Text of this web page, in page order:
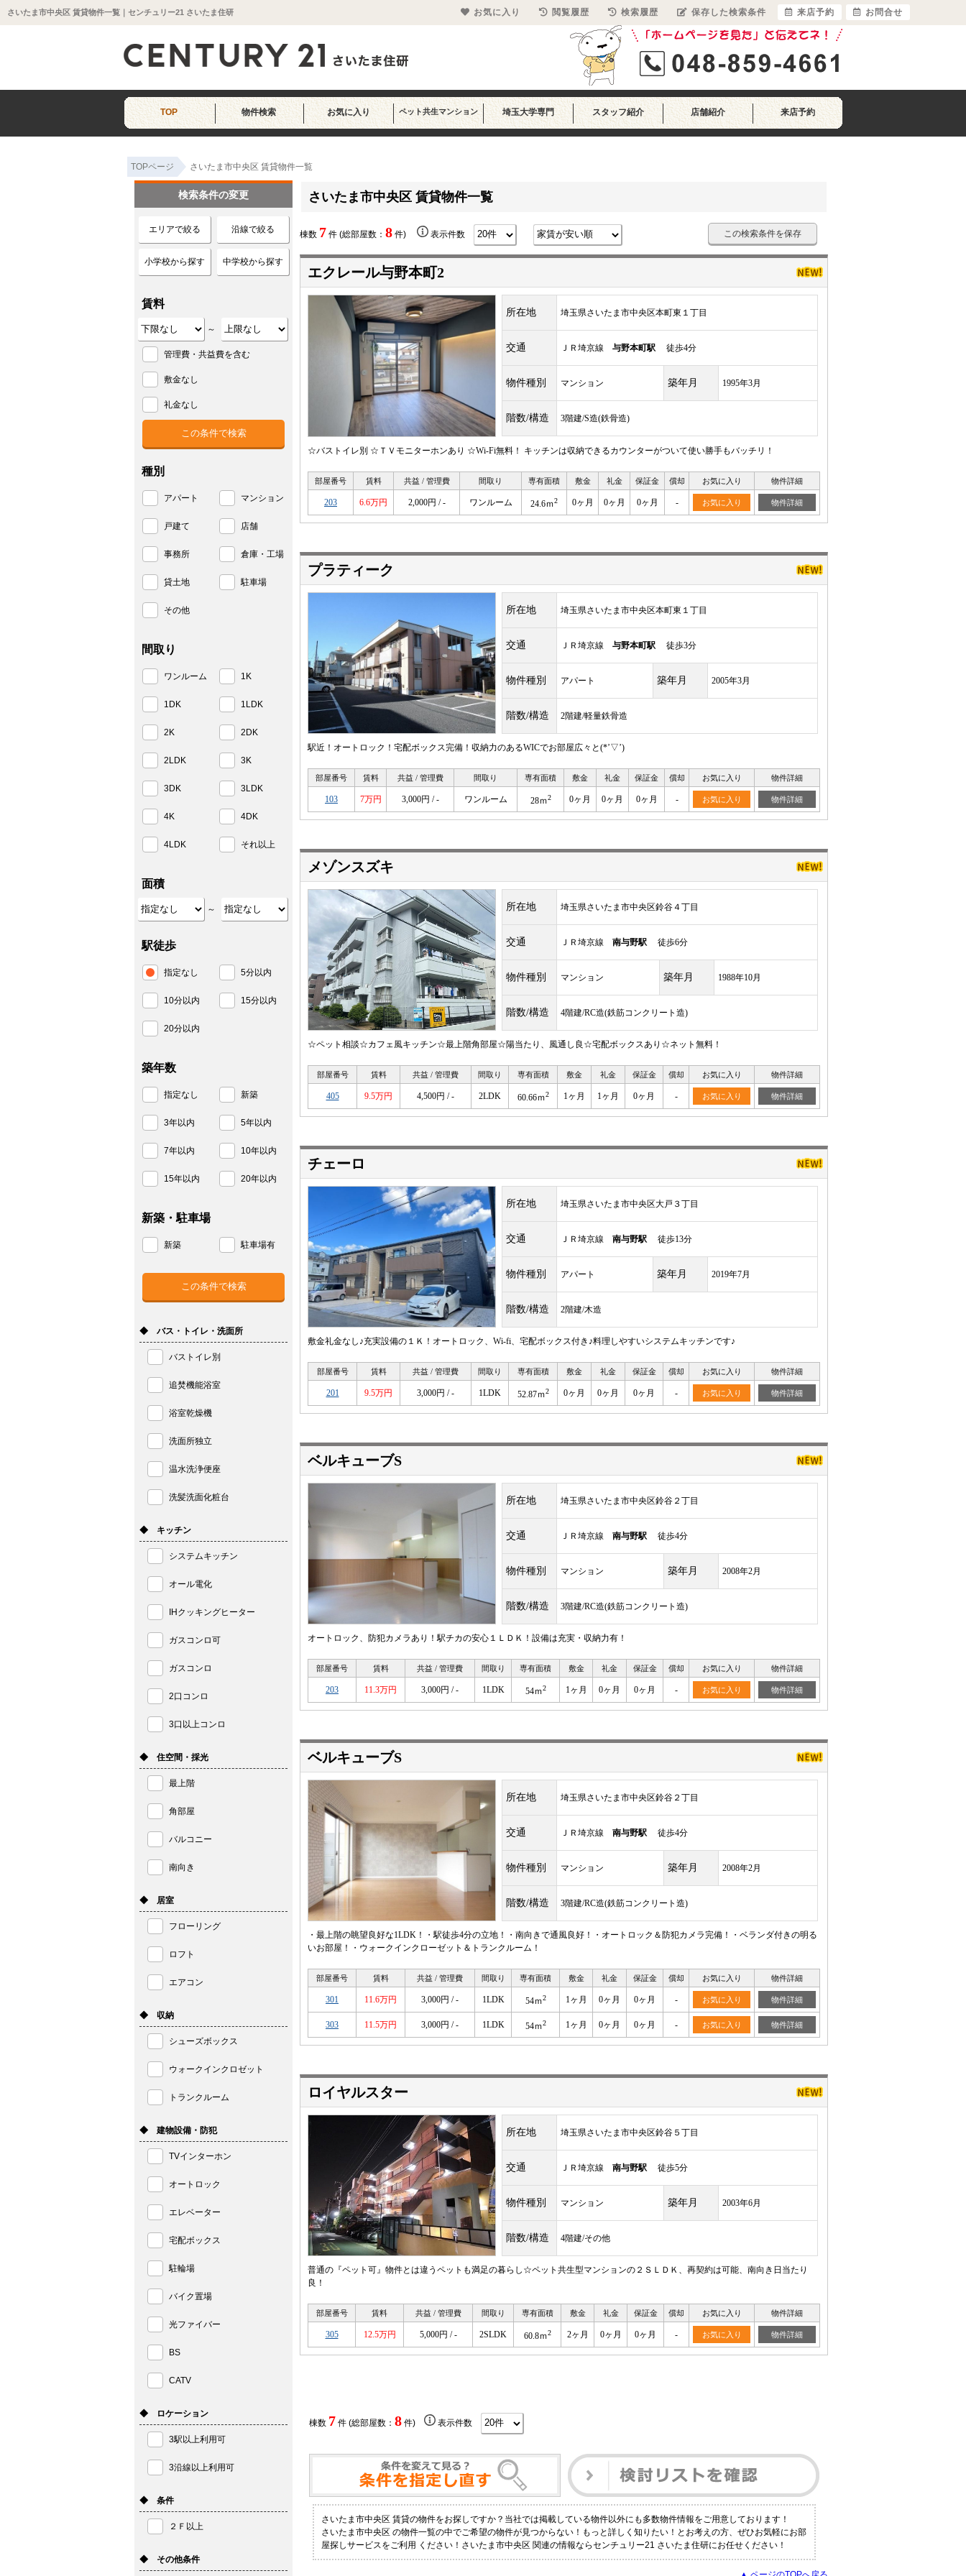
さいたま市中央区 賃貸物件一覧｜センチュリー21 さいたま住研
TOP 物件検索 お気に入り ペット共生マンション 埼玉大学専門 スタッフ紹介 店舗紹介 来店予約
TOPページ さいたま市中央区 賃貸物件一覧
さいたま市中央区 賃貸物件一覧
棟数 7 件 (総部屋数： 8 件) 表示件数 この検索条件を保存
エクレール与野本町2
所在地 埼玉県さいたま市中央区本町東１丁目
交通 ＪＲ埼京線 与野本町駅 徒歩4分
物件種別 マンション 築年月 1995年3月
階数/構造 3階建/S造(鉄骨造)
☆バストイレ別 ☆ＴＶモニターホンあり ☆Wi-Fi無料！ キッチンは収納できるカウンターがついて使い勝手もバッチリ！
部屋番号 賃料 共益 / 管理費 間取り 専有面積 敷金 礼金 保証金 償却 お気に入り 物件詳細
203 6.6万円 2,000円 / - ワンルーム 24.6ｍ2 0ヶ月 0ヶ月 0ヶ月 - お気に入り 物件詳細
プラティーク
所在地 埼玉県さいたま市中央区本町東１丁目
交通 ＪＲ埼京線 与野本町駅 徒歩3分
物件種別 アパート 築年月 2005年3月
階数/構造 2階建/軽量鉄骨造
駅近！オートロック！宅配ボックス完備！収納力のあるWICでお部屋広々と(*’▽’)
部屋番号 賃料 共益 / 管理費 間取り 専有面積 敷金 礼金 保証金 償却 お気に入り 物件詳細
103 7万円 3,000円 / - ワンルーム 28ｍ2 0ヶ月 0ヶ月 0ヶ月 - お気に入り 物件詳細
メゾンスズキ
所在地 埼玉県さいたま市中央区鈴谷４丁目
交通 ＪＲ埼京線 南与野駅 徒歩6分
物件種別 マンション 築年月 1988年10月
階数/構造 4階建/RC造(鉄筋コンクリート造)
☆ペット相談☆カフェ風キッチン☆最上階角部屋☆陽当たり、風通し良☆宅配ボックスあり☆ネット無料！
部屋番号 賃料 共益 / 管理費 間取り 専有面積 敷金 礼金 保証金 償却 お気に入り 物件詳細
405 9.5万円 4,500円 / - 2LDK 60.66ｍ2 1ヶ月 1ヶ月 0ヶ月 - お気に入り 物件詳細
チェーロ
所在地 埼玉県さいたま市中央区大戸３丁目
交通 ＪＲ埼京線 南与野駅 徒歩13分
物件種別 アパート 築年月 2019年7月
階数/構造 2階建/木造
敷金礼金なし♪充実設備の１Ｋ！オートロック、Wi-fi、宅配ボックス付き♪料理しやすいシステムキッチンです♪
部屋番号 賃料 共益 / 管理費 間取り 専有面積 敷金 礼金 保証金 償却 お気に入り 物件詳細
201 9.5万円 3,000円 / - 1LDK 52.87ｍ2 0ヶ月 0ヶ月 0ヶ月 - お気に入り 物件詳細
ベルキューブS
所在地 埼玉県さいたま市中央区鈴谷２丁目
交通 ＪＲ埼京線 南与野駅 徒歩4分
物件種別 マンション 築年月 2008年2月
階数/構造 3階建/RC造(鉄筋コンクリート造)
オートロック、防犯カメラあり！駅チカの安心１ＬＤＫ！設備は充実・収納力有！
部屋番号 賃料 共益 / 管理費 間取り 専有面積 敷金 礼金 保証金 償却 お気に入り 物件詳細
203 11.3万円 3,000円 / - 1LDK 54ｍ2 1ヶ月 0ヶ月 0ヶ月 - お気に入り 物件詳細
ベルキューブS
所在地 埼玉県さいたま市中央区鈴谷２丁目
交通 ＪＲ埼京線 南与野駅 徒歩4分
物件種別 マンション 築年月 2008年2月
階数/構造 3階建/RC造(鉄筋コンクリート造)
・最上階の眺望良好な1LDK！・駅徒歩4分の立地！・南向きで通風良好！・オートロック＆防犯カメラ完備！・ベランダ付きの明る
いお部屋！・ウォークインクローゼット＆トランクルーム！
部屋番号 賃料 共益 / 管理費 間取り 専有面積 敷金 礼金 保証金 償却 お気に入り 物件詳細
301 11.6万円 3,000円 / - 1LDK 54ｍ2 1ヶ月 0ヶ月 0ヶ月 - お気に入り 物件詳細
303 11.5万円 3,000円 / - 1LDK 54ｍ2 1ヶ月 0ヶ月 0ヶ月 - お気に入り 物件詳細
ロイヤルスター
所在地 埼玉県さいたま市中央区鈴谷５丁目
交通 ＪＲ埼京線 南与野駅 徒歩5分
物件種別 マンション 築年月 2003年6月
階数/構造 4階建/その他
普通の『ペット可』物件とは違うペットも満足の暮らし☆ペット共生型マンションの２ＳＬＤＫ、再契約は可能、南向き日当たり
良！
部屋番号 賃料 共益 / 管理費 間取り 専有面積 敷金 礼金 保証金 償却 お気に入り 物件詳細
305 12.5万円 5,000円 / - 2SLDK 60.8ｍ2 2ヶ月 0ヶ月 0ヶ月 - お気に入り 物件詳細
棟数 7 件 (総部屋数： 8件) 表示件数
さいたま市中央区 賃貸の物件をお探しですか？当社では掲載している物件以外にも多数物件情報をご用意しております！
さいたま市中央区 の物件一覧の中でご希望の物件が見つからない！もっと詳しく知りたい！とお考えの方、ぜひお気軽にお部
屋探しサービスをご利用 ください！さいたま市中央区 関連の情報ならセンチュリー21 さいたま住研にお任せください！
検索条件の変更
エリアで絞る 沿線で絞る
小学校から探す 中学校から探す
賃料
～
管理費・共益費を含む
敷金なし
礼金なし
種別
アパート マンション
戸建て 店舗
事務所 倉庫・工場
貸土地 駐車場
その他
間取り
ワンルーム 1K
1DK 1LDK
2K 2DK
2LDK 3K
3DK 3LDK
4K 4DK
4LDK それ以上
面積
～
駅徒歩
指定なし 5分以内
10分以内 15分以内
20分以内
築年数
指定なし 新築
3年以内 5年以内
7年以内 10年以内
15年以内 20年以内
新築・駐車場
新築 駐車場有
◆ バス・トイレ・洗面所
バストイレ別
追焚機能浴室
浴室乾燥機
洗面所独立
温水洗浄便座
洗髪洗面化粧台
◆ キッチン
システムキッチン
オール電化
IHクッキングヒーター
ガスコンロ可
ガスコンロ
2口コンロ
3口以上コンロ
◆ 住空間・採光
最上階
角部屋
バルコニー
南向き
◆ 居室
フローリング
ロフト
エアコン
◆ 収納
シューズボックス
ウォークインクロゼット
トランクルーム
◆ 建物設備・防犯
TVインターホン
オートロック
エレベーター
宅配ボックス
駐輪場
バイク置場
光ファイバー
BS
CATV
◆ ロケーション
3駅以上利用可
3沿線以上利用可
◆ 条件
２Ｆ以上
◆ その他条件
お気に入り 閲覧履歴 検索履歴 保存した検索条件 来店予約 お問合せ